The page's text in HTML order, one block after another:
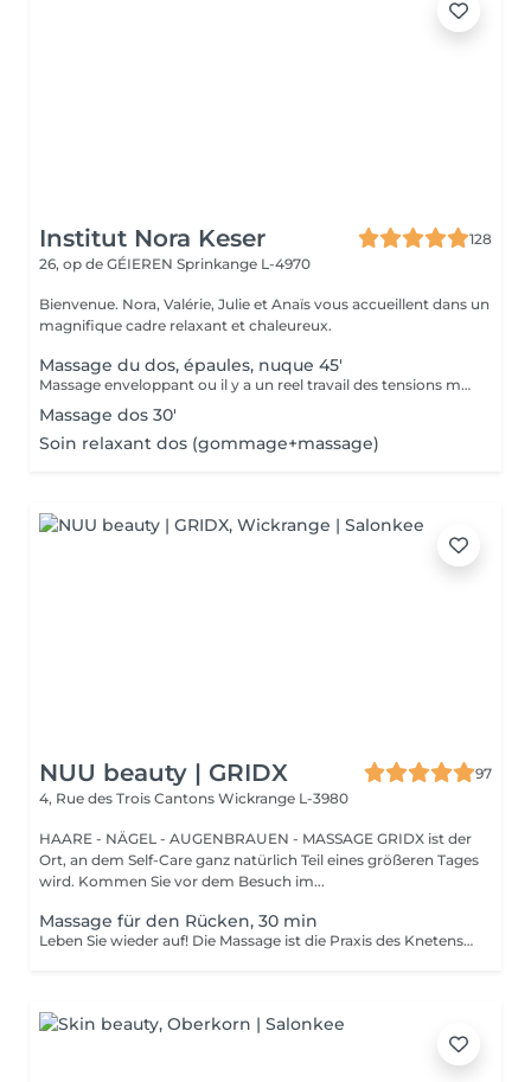
Institut Nora Keser
128
26, op de GÉIEREN Sprinkange L-4970
Bienvenue. Nora, Valérie, Julie et Anaïs vous accueillent dans un
magnifique cadre relaxant et chaleureux.
Massage du dos, épaules, nuque 45'
Massage enveloppant ou il y a un reel travail des tensions musculaires. axé sur le dos mais avec un reel benefice pour la nuque et les épaules.
Massage dos 30'
Soin relaxant dos (gommage+massage)
NUU beauty | GRIDX
97
4, Rue des Trois Cantons Wickrange L-3980
HAARE - NÄGEL - AUGENBRAUEN - MASSAGE GRIDX ist der
Ort, an dem Self-Care ganz natürlich Teil eines größeren Tages
wird. Kommen Sie vor dem Besuch im...
Massage für den Rücken, 30 min
Leben Sie wieder auf! Die Massage ist die Praxis des Knetens oder Manipulierens der Muskeln und anderer Weichteile einer Person, um Stress zu reduzieren, Muskelschmerzen zu lindern, die Entspannung zu fördern und die Funktion des Immunsystems zu verbessern. Vorteile einer Rückenmassage für die Gesundheit: - reduziert Stress - entspannend - verbessert die Durchblutung - verbessert das Immunsystem des Körpers Wie wird die Rückenmassage für die Gesundheit durchgeführt? - Kopf und Nacken werden massiert - Schultern und Rücken werden massiert - Hände und Arme werden massiert Altersbeschränkungen: es gibt keine Altersbeschränkungen für dieses Verfahren. Empfehlungen nach dem Eingriff: nach dem Eingriff 2-3 Stunden keinen Sport und plötzliche Bewegungen machen. Frequenz: 1-2 Mal pro Woche, insgesamt 10 Mal. Wiederholen Sie den Eingriff alle 3-6 Monate.